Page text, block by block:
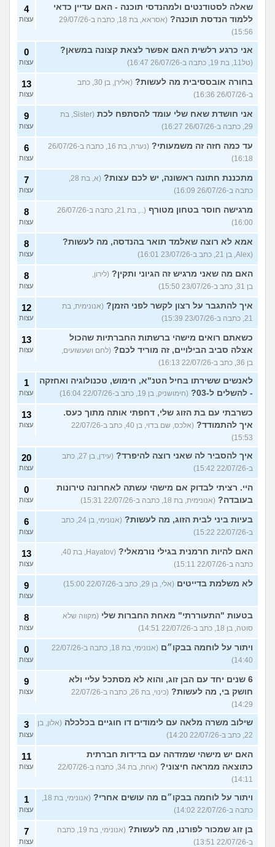
שאלה לסטודנטים ולמהנדסי תוכנה - האם עדיין כדאי
ללמוד הנדסת תוכנה?
(אסראא, בת 18, כתבה ב-29/07/26
15:56)
4
עצות
אני כרגע רלשית האם אפשר לצאת קצונה במשאן?
(טל11, בת 19, כתבה ב-26/07/26 16:47)
0
עצות
בחורה אובססיבית מה לעשות?
(אלירן, בן 30, כתב
ב-26/07/26 16:36)
13
עצות
אני חושדת שאח שלי עומד להסתפח לכת
(Sister, בת
29, כתבה ב-26/07/26 16:27)
9
עצות
עד כמה חזה זה משמעותי?
(נערה, בת 16, כתבה ב-26/07/26
16:18)
6
עצות
מתכננת חתונה ראשונה, יש לכם עצות?
כתבה ב-26/07/26 16:09)
7
עצות
מרגישה חוסר בטחון מטורף
(.., בת 21, כתבה ב-26/07/26
16:00)
8
עצות
אמא לא רוצה שאלמד תואר בהנדסה, מה לעשות?
(Alex, בן 21, כתב ב-23/07/26 16:01)
8
עצות
האם מה שאני מרגיש זה הגיוני ותקין? (לירון,
בן 31, כתב ב-23/07/26 15:50)
8
עצות
איך להתגבר על רצון לקשר לפני הזמן? (אנונימית, בת
21, כתבה ב-23/07/26 15:39)
12
עצות
כשאתם רואים מישהי ברשתות החברתיות שהכול
אצלה סביב הבילויים, זה מוריד לכם? (לחם ושעשועים,
בן 36, כתב ב-22/07/26 16:13)
13
עצות
לאנשים ששירתו בחיל הטנ"א, חימוש, טכנולוגיה ואחזקה
- להשלים ל-03?
(חימושניק, בן 19, כתב ב-22/07/26 16:04)
1
עצות
כשרבתי עם בת הזוג שלי, דחפתי אותה מתוך כעס.
איך להתמודד?
(אלכס, שם בדוי, בן 40, כתב ב-22/07/26
15:53)
13
עצות
איך להסביר לה שאני רוצה להיפרד?
(עידן, בן 27, כתב
ב-22/07/26 15:42)
20
עצות
היי. רציתי לבדוק אם מישהי עשתה לאחרונה טירונות
בעובדה? (אנונימית, בת 18, כתבה ב-22/07/26 15:31)
0
עצות
בעיות ביני לבית הזוג, מה לעשות?
(אנונימי, בן 24, כתב
ב-22/07/26 15:22)
6
עצות
האם להיות חרמנית בגילי נורמאלי?
כתבה ב-22/07/26 15:11)
13
עצות
לא משלמת בדייטים (אלי, בן 29, כתב ב-22/07/26 15:00) 9
עצות
בטעות "התעוררתי" מאחת החברות שלי (מקווה שלא
סוטה, בן 18, כתב ב-22/07/26 14:51)
8
עצות
ויתור על לוחמה בבקו״ם
(אנונימי, בת 18, כתבה ב-22/07/26
14:40)
0
עצות
6 שנים יחד עם הבן זוג, והוא לא מסתכל עליי ולא
חושק בי, מה לעשות?
(כינוי, בת 26, כתבה ב-22/07/26
14:29)
9
עצות
שילוב משרה מלאה עם לימודים דו חוגיים בכלכלה (אלון, בן
22, כתב ב-22/07/26 14:20)
3
עצות
האם יש מישהי שמזדהה עם בדידות חברתית
כתוצאה ממראה חיצוני?
(אחת, בת 34, כתבה ב-22/07/26
14:11)
11
עצות
ויתור על לוחמה בבקו״ם מה עושים אחרי?
כתבה ב-22/07/26 14:02)
1
עצות
בן זוג שמכור לפורנו, מה לעשות?
(אנונימי, בת 19, כתבה
ב-22/07/26 13:51)
7
עצות